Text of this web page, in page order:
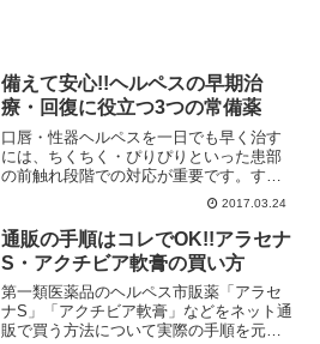
備えて安心!!ヘルペスの早期治
療・回復に役立つ3つの常備薬
口唇・性器ヘルペスを一日でも早く治す
には、ちくちく・ぴりぴりといった患部
の前触れ段階での対応が重要です。すぐ
に使える常備薬として『バルトレック
ス』『アラセナS』などの抗ウイルス薬や
『エタノール』『イソジン』などヘルペ
スウイルスを殺菌可能な消毒薬を手元に
置いておきましょう。
2017.03.24
通販の手順はコレでOK!!アラセナ
S・アクチビア軟膏の買い方
第一類医薬品のヘルペス市販薬「アラセ
ナS」「アクチビア軟膏」などをネット通
販で買う方法について実際の手順を元に